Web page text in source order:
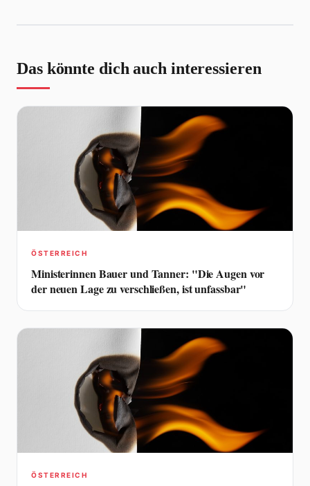
Das könnte dich auch interessieren
ÖSTERREICH
Ministerinnen Bauer und Tanner: "Die Augen vor
der neuen Lage zu verschließen, ist unfassbar"
ÖSTERREICH